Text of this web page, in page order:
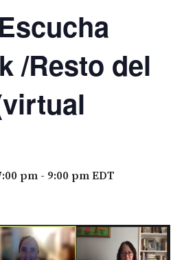
/Resto del
pm - 9:00 pmEDT